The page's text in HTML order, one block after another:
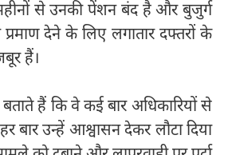
से उनकी पेंशन बंद है और बुजुर्ग
देने के लिए लगातार दफ्तरों के
हैं।
बताते हैं कि वे कई बार अधिकारियों से
बार उन्हें आश्वासन देकर लौटा दिया